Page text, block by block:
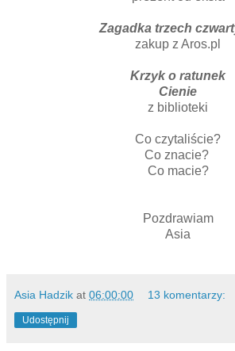
Zagadka trzech
zakup z Aros.pl
Krzyk o ratunek
Cienie
z biblioteki
Co czytaliście?
Co znacie?
Co macie?
Pozdrawiam
Asia
Asia Hadzik at 06:00:00 13 komentarzy:
Udostępnij